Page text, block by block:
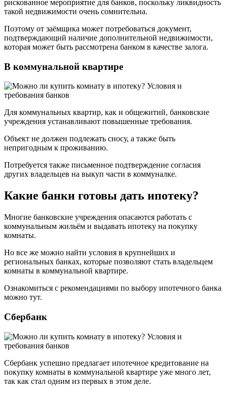
рискованное мероприятие для банков, поскольку ликвидность
такой недвижимости очень сомнительна.
Поэтому от заёмщика может потребоваться документ,
подтверждающий наличие дополнительной недвижимости,
которая может быть рассмотрена банком в качестве залога.
В коммунальной квартире
Для коммунальных квартир, как и общежитий, банковские
учреждения устанавливают повышенные требования.
Объект не должен подлежать сносу, а также быть
непригодным к проживанию.
Потребуется также письменное подтверждение согласия
других владельцев на выкуп части в коммуналке.
Какие банки готовы дать ипотеку?
Многие банковские учреждения опасаются работать с
коммунальным жильём и выдавать ипотеку на покупку
комнаты.
Но все же можно найти условия в крупнейших и
региональных банках, которые позволяют стать владельцем
комнаты в коммунальной квартире.
Ознакомиться с рекомендациями по выбору ипотечного банка
можно тут.
Сбербанк
Сбербанк успешно предлагает ипотечное кредитование на
покупку комнаты в коммунальной квартире уже много лет,
так как стал одним из первых в этом деле.